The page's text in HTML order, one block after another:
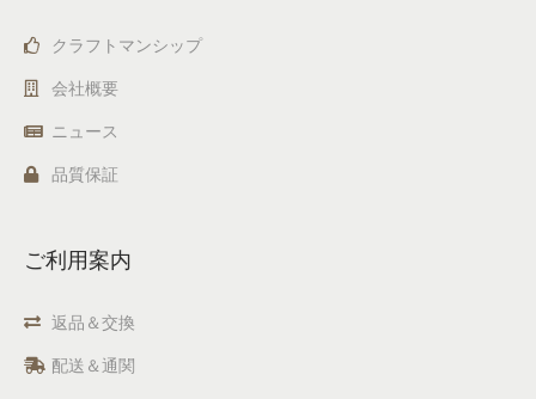
クラフトマンシップ
会社概要
ニュース
品質保証
ご利用案内
返品＆交換
配送＆通関